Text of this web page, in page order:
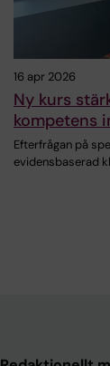
16 apr 2026
Ny kurs
kompetens
Efterfrågan på
evidensbaserad